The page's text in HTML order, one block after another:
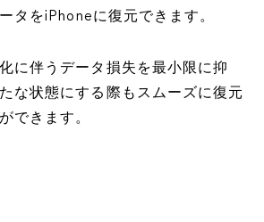
タをiPhoneに復元できます。
に伴うデータ損失を最小限に抑
な状態にする際もスムーズに復元
できます。